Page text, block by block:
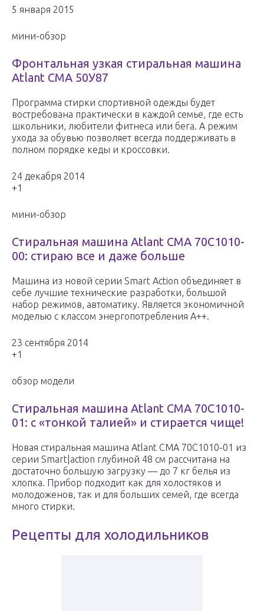
5 января 2015
мини-обзор
Фронтальная узкая стиральная машина
Atlant СМА 50У87
Программа стирки спортивной одежды будет
востребована практически в каждой семье, где есть
школьники, любители фитнеса или бега. А режим
ухода за обувью позволяет всегда поддерживать в
полном порядке кеды и кроссовки.
24 декабря 2014
+1
мини-обзор
Стиральная машина Atlant СМА 70С1010-
00: стираю все и даже больше
Машина из новой серии Smart Action объединяет в
себе лучшие технические разработки, большой
набор режимов, автоматику. Является экономичной
моделью с классом энергопотребления А++.
23 сентября 2014
+1
обзор модели
Стиральная машина Atlant СМА 70С1010-
01: с «тонкой талией» и стирается чище!
Новая стиральная машина Atlant СМА 70С1010-01 из
серии Smart|action глубиной 48 см рассчитана на
достаточно большую загрузку — до 7 кг белья из
хлопка. Прибор подходит как для холостяков и
молодоженов, так и для больших семей, где всегда
много стирки.
Рецепты для холодильников